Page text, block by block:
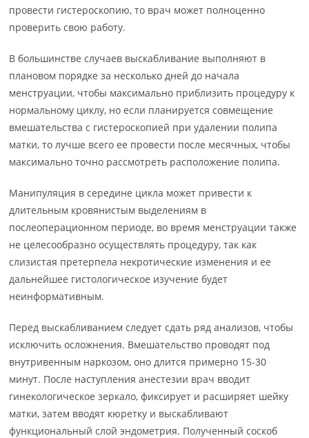
провести гистероскопию, то врач может полноценно
проверить свою работу.
В большинстве случаев выскабливание выполняют в
плановом порядке за несколько дней до начала
менструации, чтобы максимально приблизить процедуру к
нормальному циклу, но если планируется совмещение
вмешательства с гистероскопией при удалении полипа
матки, то лучше всего ее провести после месячных, чтобы
максимально точно рассмотреть расположение полипа.
Манипуляция в середине цикла может привести к
длительным кровянистым выделениям в
послеоперационном периоде, во время менструации также
не целесообразно осуществлять процедуру, так как
слизистая претерпела некротические изменения и ее
дальнейшее гистологическое изучение будет
неинформативным.
Перед выскабливанием следует сдать ряд анализов, чтобы
исключить осложнения. Вмешательство проводят под
внутривенным наркозом, оно длится примерно 15-30
минут. После наступления анестезии врач вводит
гинекологическое зеркало, фиксирует и расширяет шейку
матки, затем вводят кюретку и выскабливают
функциональный слой эндометрия. Полученный соскоб